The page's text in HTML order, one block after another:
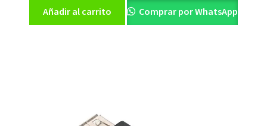
Añadir al carrito Comprar por WhatsApp